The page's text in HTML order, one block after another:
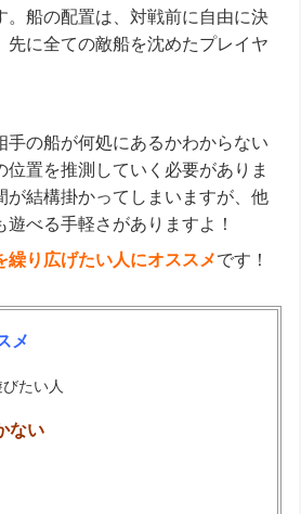
。船の配置は、対戦前に自由に決
先に全ての敵船を沈めたプレイヤ
手の船が何処にあるかわからない
位置を推測していく必要がありま
が結構掛かってしまいますが、他
べる手軽さがありますよ！
繰り広げたい人にオススメです！
メ
たい人
ない